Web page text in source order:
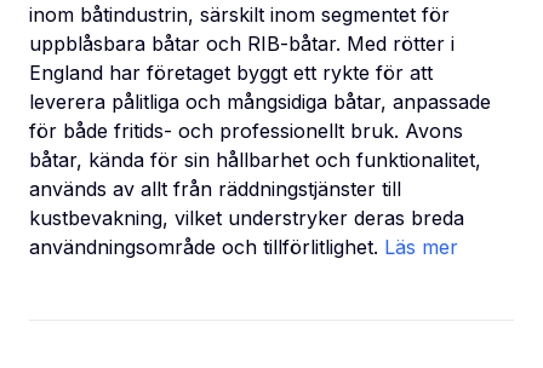
inom båtindustrin, särskilt inom segmentet för
uppblåsbara båtar och RIB-båtar. Med rötter i
England har företaget byggt ett rykte för att
leverera pålitliga och mångsidiga båtar, anpassade
för både fritids- och professionellt bruk. Avons
båtar, kända för sin hållbarhet och funktionalitet,
används av allt från räddningstjänster till
kustbevakning, vilket understryker deras breda
användningsområde och tillförlitlighet. Läs mer